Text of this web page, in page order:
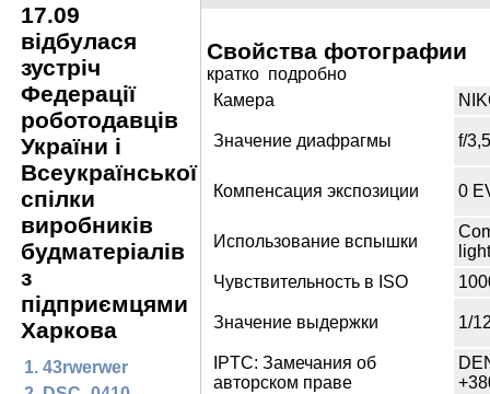
17.09
відбулася
зустріч
Федерації
роботодавців
України і
Всеукраїнської
спілки
виробників
будматеріалів
з
підприємцями
Харкова
1. 43rwerwer
Свойства фотографии
кратко подробно
Камера
Значение диафрагмы f/3,5
Компенсация экспозиции 0
Использование вспышки
Чувствительность в ISO
Значение выдержки 1/
IPTC: Замечания об
авторском праве